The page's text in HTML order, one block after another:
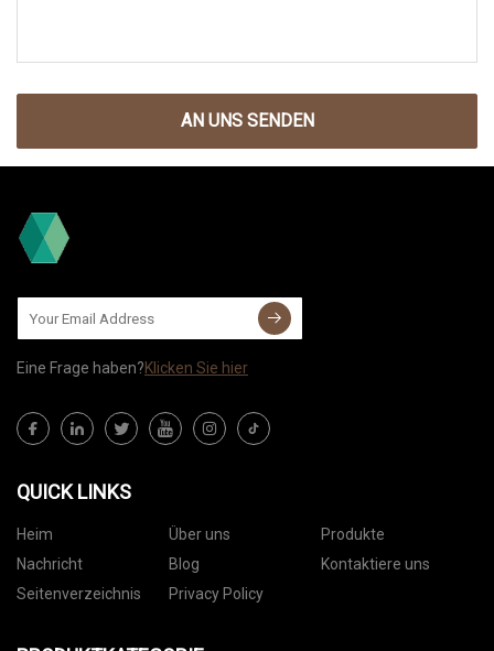
AN UNS SENDEN
Eine Frage haben?Klicken Sie hier
QUICK LINKS
Heim Über uns
Produkte
Nachricht
Blog
Kontaktiere uns
Seitenverzeichnis
Privacy Policy